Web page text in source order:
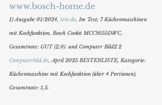
www.bosch-home.de
1) Ausgabe 01/2024, test.de, Im Test: 7 Küchenmaschinen
mit Kochfunktion, Bosch Cookit MCC9555DWC,
Gesamtnote: GUT (2,0). und Computer Bild2 2
Computerbild.de, April 2025 BESTENLISTE, Kategorie:
Küchenmaschine mit Kochfunktion (über 4 Portionen),
Gesamtnote: 1,5.